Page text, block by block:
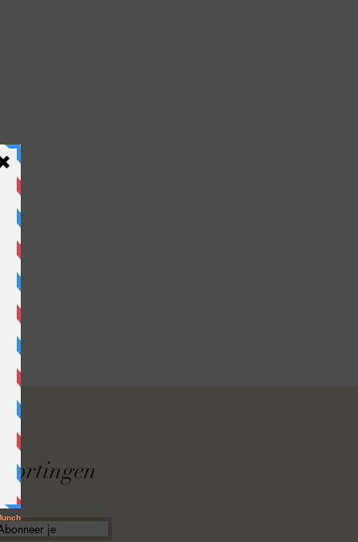
kortingen
je